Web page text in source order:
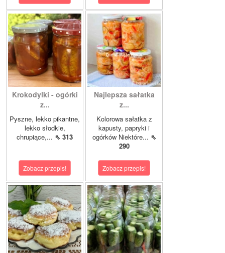
Krokodylki - ogórki
z...
Pyszne, lekko pikantne,
lekko słodkie,
chrupiące,... ⇖ 313
Zobacz przepis!
Najlepsza sałatka
z...
Kolorowa sałatka z
kapusty, papryki i
ogórków Niektóre... ⇖
290
Zobacz przepis!